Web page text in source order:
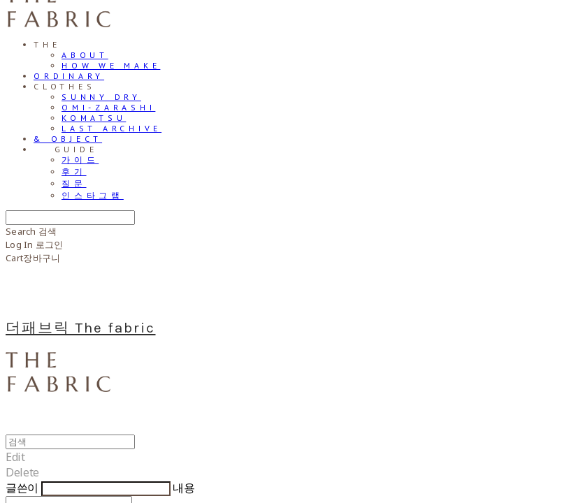
THE
ABOUT
HOW WE MAKE
ORDINARY
CLOTHES
SUNNY DRY
OMI-ZARASHI
KOMATSU
LAST ARCHIVE
& OBJECT
⠀⠀GUIDE
가이드
후기
질문
인스타그램
Search 검색
Log In 로그인
Cart장바구니
더패브릭 The fabric
Edit
Delete
글쓴이
내용